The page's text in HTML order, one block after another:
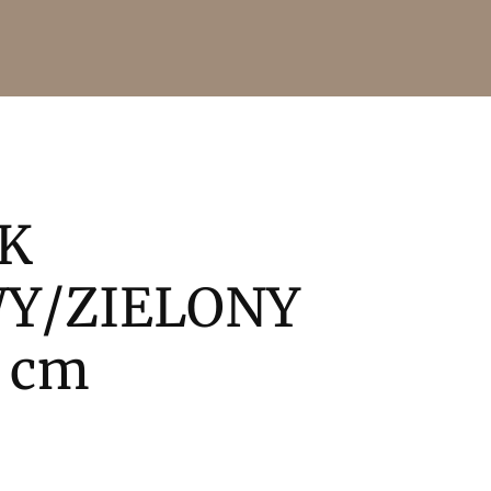
ZIELONY